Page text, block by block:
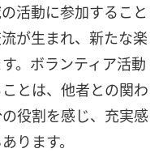
活動に参加すること
が生まれ、新たな楽
。ボランティア活動
とは、他者との関わ
役割を感じ、充実感
ります。